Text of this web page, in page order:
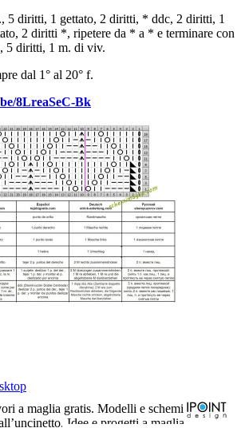
5 diritti, 1 gettato, 2 diritti, * ddc, 2 diritti, 1
2 diritti *, ripetere da * a * e terminare con
5 diritti, 1 m. di viv.
dal 1° al 20° f.
8LreaSeC-Bk
a maglia gratis. Modelli e schemi
Idee e progetti a maglia